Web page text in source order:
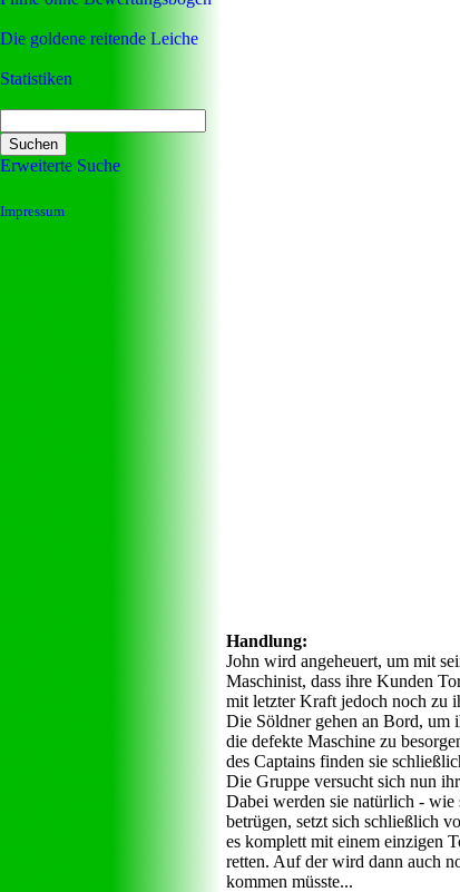
Die goldene reitende Leiche
Statistiken
Erweiterte Suche
Impressum
Handlung:
John wird angeheuert, um mit
Maschinist, dass ihre Kunden
mit letzter Kraft jedoch noch zu
Die Söldner gehen an Bord, um
die defekte Maschine zu
des Captains finden sie
Die Gruppe versucht sich nun
Dabei werden sie natürlich - wie
betrügen, setzt sich schließlich
es komplett mit einem einzigen
retten. Auf der wird dann auch
kommen müsste...